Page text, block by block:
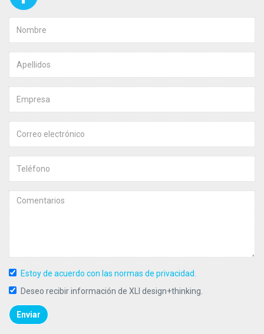
Estoy de acuerdo con las normas de privacidad.
Deseo recibir información de XLI design+thinking.
Enviar